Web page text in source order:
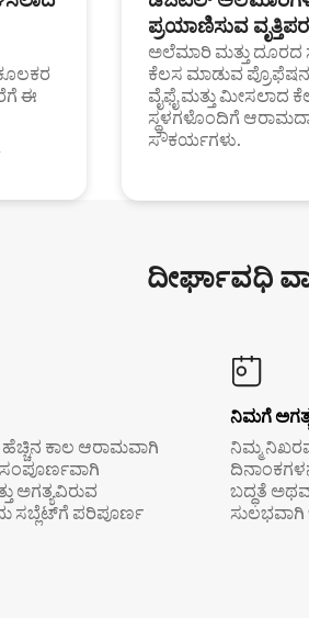
ಈ
ಪ್ರಯಾಣಿಸುವ
ಅಲೆಮಾರಿ ಮತ್ತು ದೂರದ
ಕೆಲಸ ಮಾಡುವ
ವೈಫೈ ಮತ್ತು ಮೀಸಲಾದ
ಸ್ಥಳಗಳೊಂದಿಗೆ
ಸೌಕರ್ಯಗಳು.
ದೀರ್ಘಾವಧಿ
ಕಾಲ ಆರಾಮವಾಗಿ
ಅಗತ್ಯವಿರುವ
ಸಬ್ಲೆಟ್‌ಗೆ ಪರಿಪೂರ್ಣ
ನಿಮಗೆ
ನಿಮ್ಮ
ಬದ್ಧತೆ